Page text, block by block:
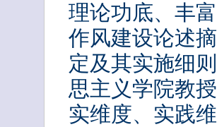
理论功底、丰
作风建设论述
定及其实施细
思主义学院教
实维度、实践